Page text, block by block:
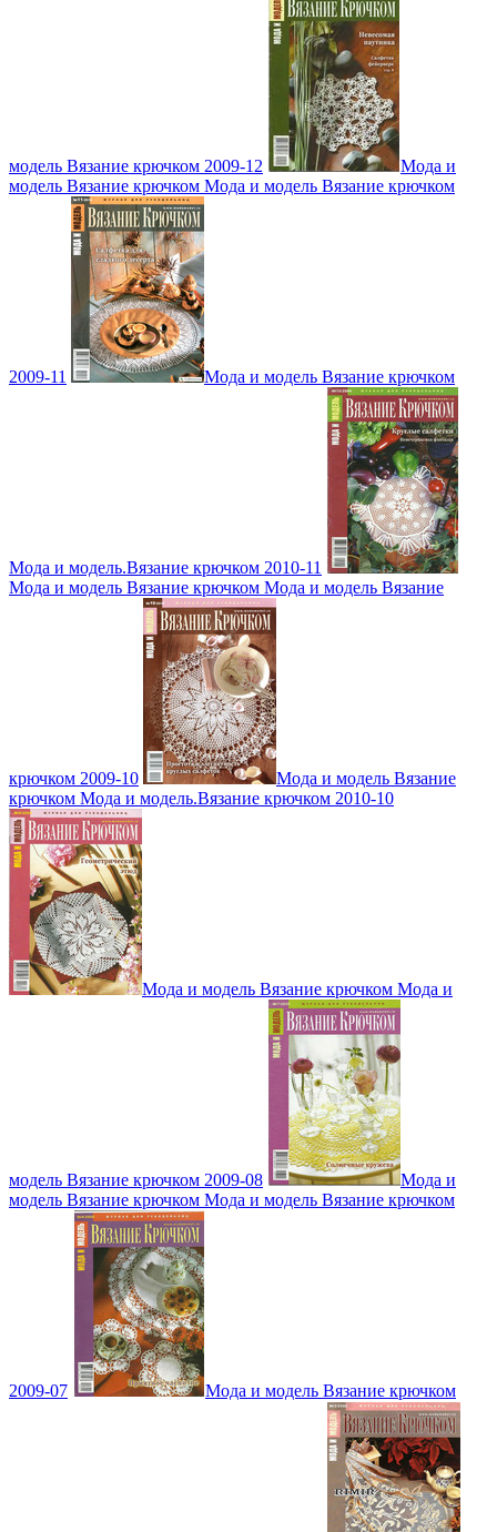
модель Вязание крючком 2009-12
Мода и
модель Вязание крючком Мода и модель Вязание крючком
2009-11 Мода и модель Вязание крючком
Мода и модель.Вязание крючком 2010-11
Мода и модель Вязание крючком Мода и модель Вязание
крючком 2009-10
Мода и модель Вязание
крючком Мода и модель.Вязание крючком 2010-10
Мода и модель Вязание крючком Мода и
модель Вязание крючком 2009-08
Мода и
модель Вязание крючком Мода и модель Вязание крючком
2009-07 Мода и модель Вязание крючком